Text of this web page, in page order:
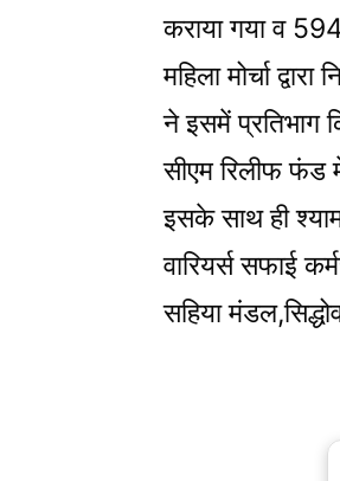
कराया गया व
महिला मोर्चा
ने इसमें प्रतिभाग
सीएम रिलीफ फंड
इसके साथ ही
वारियर्स सफाई
सहिया